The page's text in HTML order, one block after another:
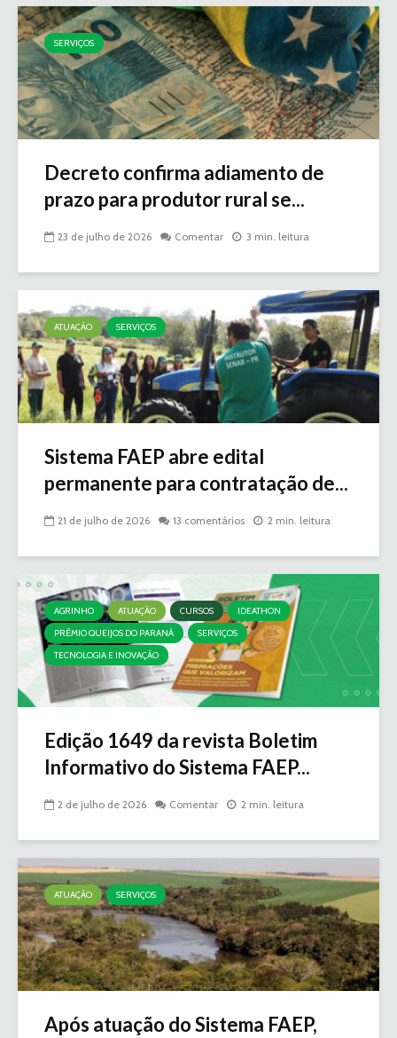
SERVIÇOS
Decreto confirma adiamento de
prazo para produtor rural se...
23 de julho de 2026 Comentar 3 min. leitura
ATUAÇÃO SERVIÇOS
Sistema FAEP abre edital
permanente para contratação de...
21 de julho de 2026 13 comentários 2 min. leitura
AGRINHO ATUAÇÃO CURSOS
IDEATHON
PRÊMIO QUEIJOS DO PARANÁ
SERVIÇOS
TECNOLOGIA E INOVAÇÃO
Edição 1649 da revista Boletim
Informativo do Sistema FAEP...
2 de julho de 2026 Comentar 2 min. leitura
ATUAÇÃO SERVIÇOS
Após atuação do Sistema FAEP,